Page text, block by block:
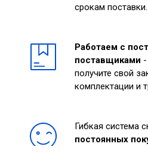
срокам поставки.
Работаем с
поставщиками
получите свой
комплектации и
Гибкая система
постоянных